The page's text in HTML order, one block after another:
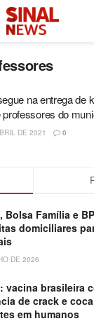
na entrega de
professores do
DE 2021 0
Bolsa Família e
domiciliares
DE 2026
vacina brasileira
de crack e
em humanos